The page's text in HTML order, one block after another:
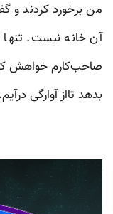
من برخورد کردند و
آن خانه نیست. تنها
صاحب‌کارم خواهش
بدهد تااز آوارگی درآیم.